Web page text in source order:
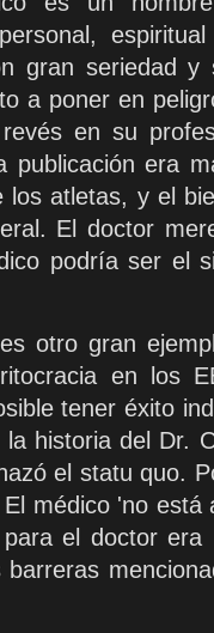
gran seriedad
a poner en
en su
publicación era
los atletas, y el
El doctor
podría ser el
otro gran
en los
tener éxito
historia del Dr.
el statu quo.
médico 'no
el doctor era